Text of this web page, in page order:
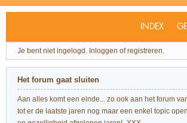
INDEX
Je bent niet ingelogd. Inloggen of registreren.
Het forum gaat sluiten
Aan alles komt een einde... zo ook aan het forum
tot er de laatste jaren nog maar een enkel topic